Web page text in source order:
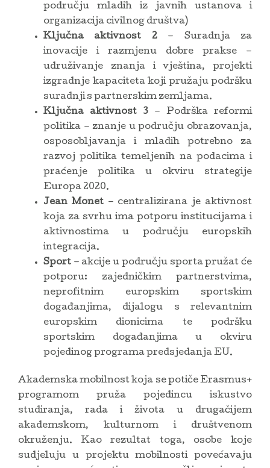
području mladih iz javnih ustanova i
organizacija civilnog društva)
Ključna aktivnost 2– Suradnja za
inovacije i razmjenu dobre prakse –
udruživanje znanja i vještina, projekti
izgradnje kapaciteta koji pružaju podršku
suradnji s partnerskim zemljama.
Ključna aktivnost 3 – Podrška reformi
politika – znanje u području obrazovanja,
osposobljavanja i mladih potrebno za
razvoj politika temeljenih na podacima i
praćenje politika u okviru strategije
Europa 2020.
Jean Monet– centralizirana je aktivnost
koja za svrhu ima potporu institucijama i
aktivnostima u području europskih
integracija.
Sport – akcije u području sporta pružat će
potporu: zajedničkim partnerstvima,
neprofitnim europskim sportskim
događanjima, dijalogu s relevantnim
europskim dionicima te podršku
sportskim događanjima u okviru
pojedinog programa predsjedanja EU.
Akademska mobilnost koja se potiče Erasmus+
programom pruža pojedincu iskustvo
studiranja, rada i života u drugačijem
akademskom, kulturnom i društvenom
okruženju. Kao rezultat toga, osobe koje
sudjeluju u projektu mobilnosti povećavaju